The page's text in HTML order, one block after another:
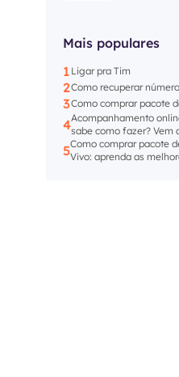
Mais populares
1 Ligar pra Tim
2Como recuperar
3Como comprar pacote
4Acompanhamento
sabe como fazer? Vem
5Como comprar pacote
Vivo: aprenda as